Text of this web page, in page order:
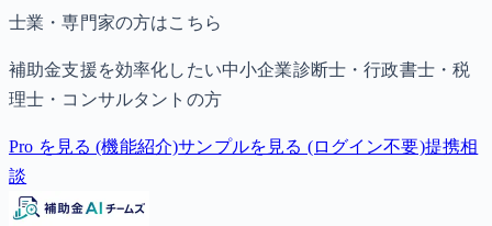
士業・専門家の方はこちら
補助金支援を効率化したい中小企業診断士・行政書士・税
理士・コンサルタントの方
Pro を見る (機能紹介)サンプルを見る (ログイン不要)提携相
談